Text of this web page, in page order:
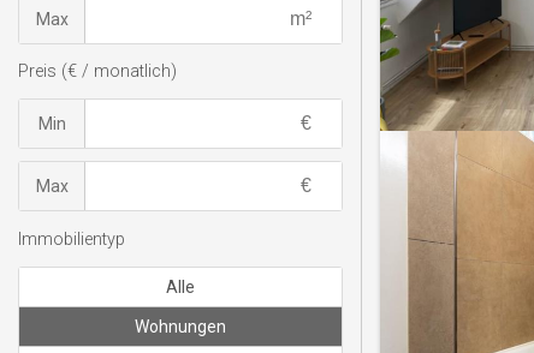
Max
Preis (€ / monatlich)
Min
Max
Immobilientyp
Alle
Wohnungen